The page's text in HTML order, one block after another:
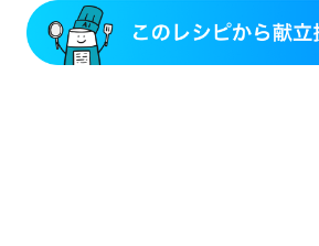
産後（ミルク）
フレイル（年齢に合わせた体作り）
低栄
ニキビ・肌荒れ